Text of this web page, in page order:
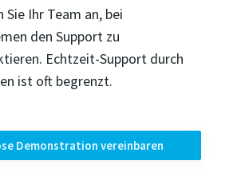
Sie Ihr Team an, bei
den Support zu
Echtzeit-Support durch
ist oft begrenzt.
Demonstration vereinbaren